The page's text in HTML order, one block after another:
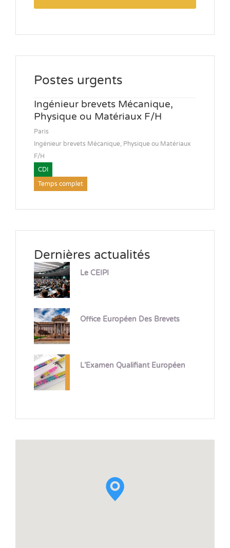
Postes urgents
Ingénieur brevets Mécanique,
Physique ou Matériaux F/H
Paris
Ingénieur brevets Mécanique, Physique ou Matériaux
F/H
CDI
Temps complet
Dernières actualités
Le CEIPI
Office Européen Des Brevets
L’Examen Qualifiant Européen